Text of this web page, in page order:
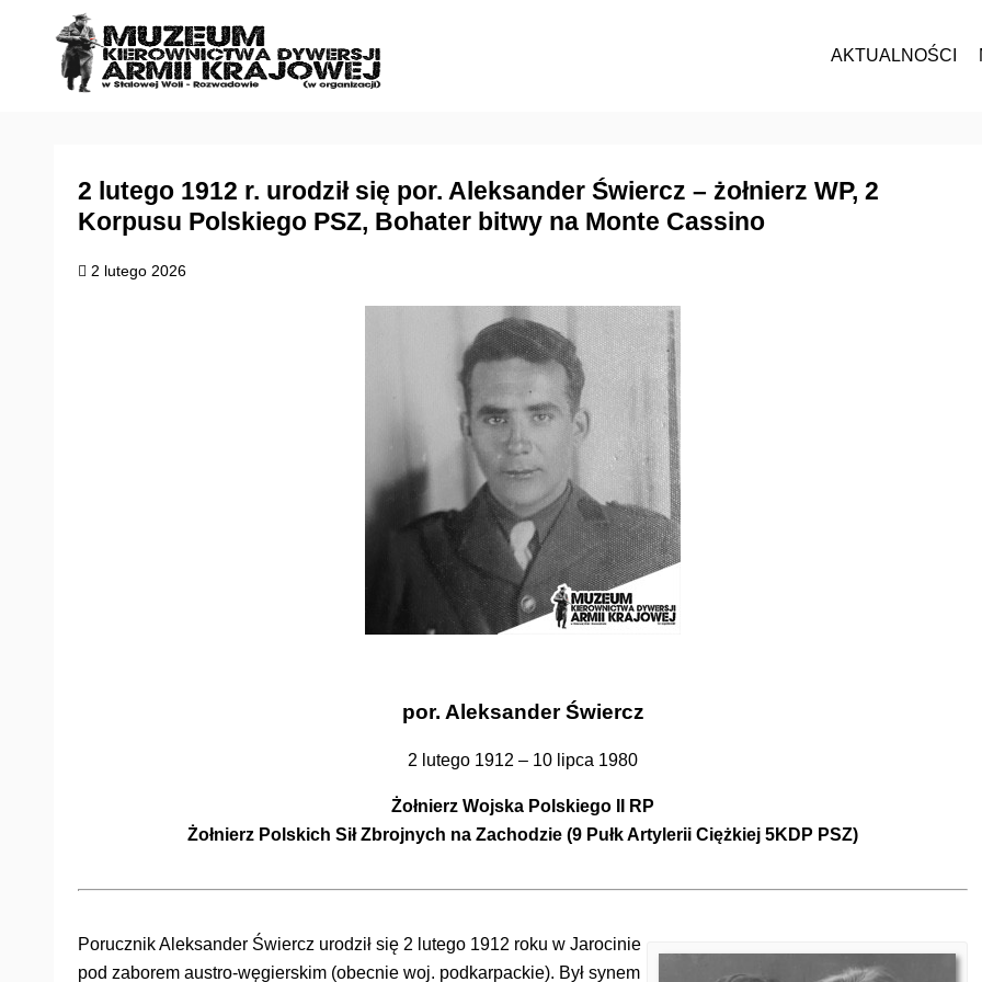
AKTUALNOŚCI
2 lutego 1912 r. urodził się por. Aleksander Świercz – żołnierz WP, 2
Korpusu Polskiego PSZ, Bohater bitwy na Monte Cassino
2 lutego 2026
por. Aleksander Świercz
2 lutego 1912 – 10 lipca 1980
Żołnierz Wojska Polskiego II RP
Żołnierz Polskich Sił Zbrojnych na Zachodzie (9 Pułk Artylerii Ciężkiej 5KDP PSZ)
Porucznik Aleksander Świercz urodził się 2 lutego 1912 roku w Jarocinie
pod zaborem austro-węgierskim (obecnie woj. podkarpackie). Był synem